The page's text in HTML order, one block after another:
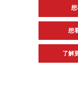
想
了解